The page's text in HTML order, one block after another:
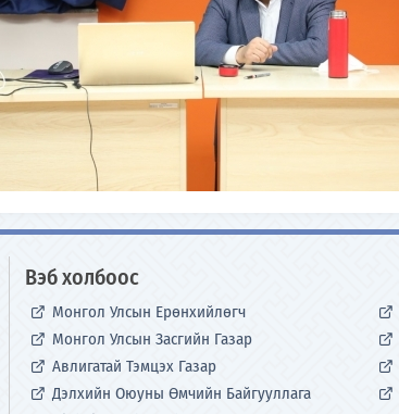
Вэб холбоос
Монгол Улсын Ерөнхийлөгч
Монгол Улсын Засгийн Газар
Авлигатай Тэмцэх Газар
Дэлхийн Оюуны Өмчийн Байгууллага